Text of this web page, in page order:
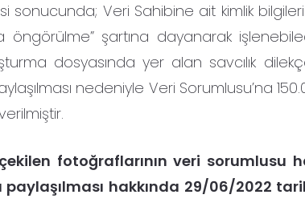
sonucunda; Veri Sahibine ait kimlik
öngörülme” şartına dayanarak
dosyasında yer alan savcılık
nedeniyle Veri Sorumlusu’na
fotoğraflarının veri sorumlusu
hakkında 29/06/2022